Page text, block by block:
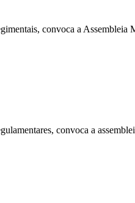
convoca a Assembleia
convoca a